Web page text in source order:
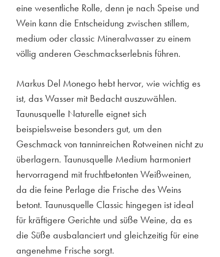
eine wesentliche Rolle, denn je nach Speise und
Wein kann die Entscheidung zwischen stillem,
medium oder classic Mineralwasser zu einem
völlig anderen Geschmackserlebnis führen.
Markus Del Monego hebt hervor, wie wichtig es
ist, das Wasser mit Bedacht auszuwählen.
Taunusquelle Naturelle eignet sich
beispielsweise besonders gut, um den
Geschmack von tanninreichen Rotweinen nicht zu
überlagern. Taunusquelle Medium harmoniert
hervorragend mit fruchtbetonten Weißweinen,
da die feine Perlage die Frische des Weins
betont. Taunusquelle Classic hingegen ist ideal
für kräftigere Gerichte und süße Weine, da es
die Süße ausbalanciert und gleichzeitig für eine
angenehme Frische sorgt.